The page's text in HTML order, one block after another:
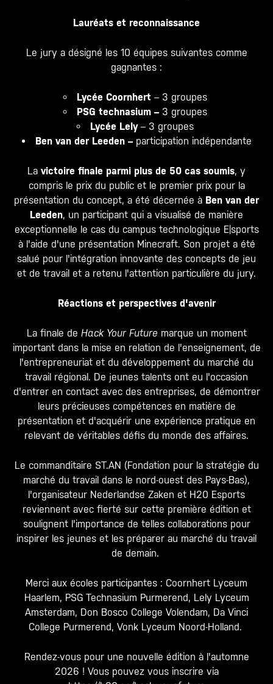
Lauréats et reconnaissance
Le jury a désigné les 10 équipes suivantes comme
gagnantes :
Lycée Coornhert – 3 groupes
PSG technasium – 3 groupes
Lycée Lely– 3 groupes
Ben van der Leeden – participation indépendante
La victoire finale parmi plus de 50 cas soumis, y
compris le prix du public et le premier prix pour la
présentation du concept, a été décernée à Ben van der
Leeden, un participant qui a visualisé de manière
exceptionnelle le cas du campus technologique E|sports
à l'aide d'une présentation Minecraft. Son projet a été
salué pour l'intégration innovante des concepts de jeu
et de travail et a retenu l'attention particulière du jury.
Réactions et perspectives d'avenir
La finale de Hack Your Future marque un moment
important dans la mise en relation de l'enseignement, de
l'entrepreneuriat et du développement du marché du
travail régional. De jeunes talents ont eu l'occasion
d'entrer en contact avec des entreprises, de démontrer
leurs précieuses compétences en matière de
présentation et d'acquérir une expérience pratique en
relevant de véritables défis du monde des affaires.
Le commanditaire ST.AN (Fondation pour la stratégie du
marché du travail dans le nord-ouest des Pays-Bas),
l'organisateur Nederlandse Zaken et H20 Esports
reviennent avec fierté sur cette première édition et
soulignent l'importance de telles collaborations pour
inspirer les jeunes et les préparer au marché du travail
de demain.
Merci aux écoles participantes : Coornhert Lyceum
Haarlem, PSG Technasium Purmerend, Lely Lyceum
Amsterdam, Don Bosco College Volendam, Da Vinci
College Purmerend, Vonk Lyceum Noord-Holland.
Rendez-vous pour une nouvelle édition à l'automne
2026 ! Vous pouvez vous inscrire via